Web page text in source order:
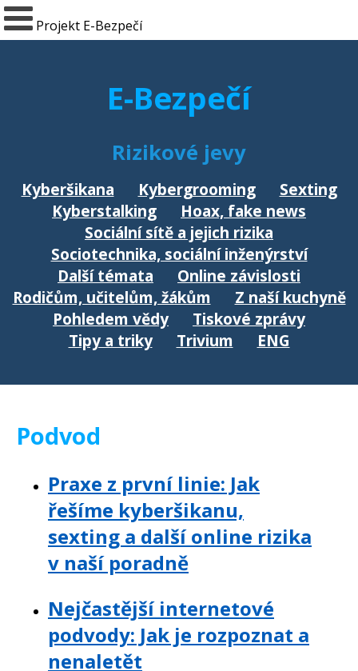
Projekt E-Bezpečí
E-Bezpečí
Rizikové jevy
Kyberšikana Kybergrooming
Sexting
Kyberstalking
Hoax, fake news
Sociální sítě a jejich rizika
Sociotechnika, sociální inženýrství
Další témata
Online závislosti
Rodičům, učitelům, žákům
Z naší kuchyně
Pohledem vědy
Tiskové zprávy
Tipy a triky
Trivium ENG
Podvod
Praxe z první linie: Jak
řešíme kyberšikanu,
sexting a další online rizika
v naší poradně
Nejčastější internetové
podvody: Jak je rozpoznat a
nenaletět